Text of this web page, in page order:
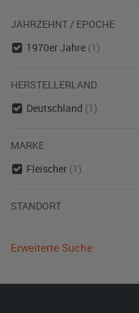
JAHRZEHNT / EPOCHE
1970er Jahre (1)
HERSTELLERLAND
Deutschland (1)
MARKE
Fleischer (1)
STANDORT
Erweiterte Suche